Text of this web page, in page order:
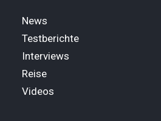
News
Testberichte
Interviews
Reise
Videos